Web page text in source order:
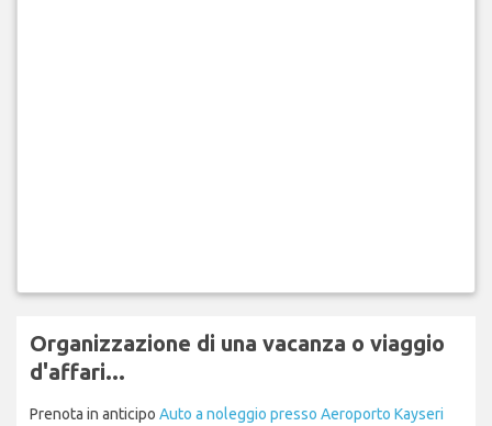
Organizzazione di una vacanza o viaggio
d'affari...
Prenota in anticipo Auto a noleggio presso Aeroporto Kayseri